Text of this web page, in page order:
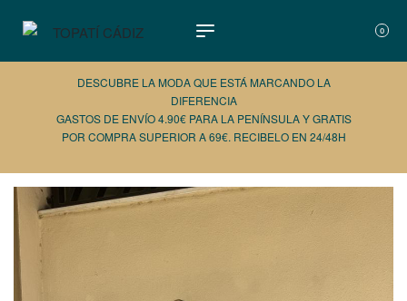
0
DESCUBRE LA MODA QUE ESTÁ MARCANDO LA
DIFERENCIA
GASTOS DE ENVÍO 4.90€ PARA LA PENÍNSULA Y GRATIS
POR COMPRA SUPERIOR A 69€. RECIBELO EN 24/48H